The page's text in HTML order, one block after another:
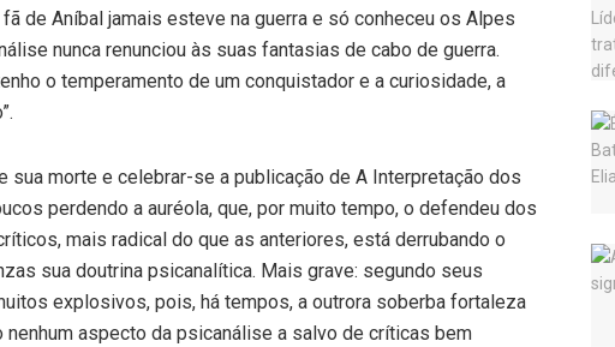
de Aníbal jamais esteve na guerra e só conheceu os Alpes
nunca renunciou às suas fantasias de cabo de guerra.
o temperamento de um conquistador e a curiosidade, a
sua morte e celebrar-se a publicação de A Interpretação dos
perdendo a auréola, que, por muito tempo, o defendeu dos
mais radical do que as anteriores, está derrubando o
sua doutrina psicanalítica. Mais grave: segundo seus
explosivos, pois, há tempos, a outrora soberba fortaleza
nenhum aspecto da psicanálise a salvo de críticas bem